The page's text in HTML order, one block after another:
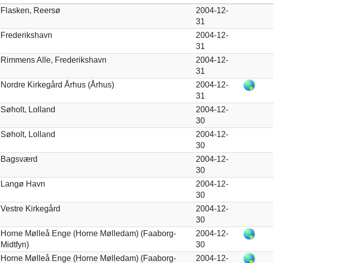
Flasken, Reersø
2004-12-
31
Frederikshavn
2004-12-
31
Rimmens Alle, Frederikshavn
2004-12-
31
Nordre Kirkegård Århus (Århus)
2004-12-
31
Søholt, Lolland
2004-12-
30
Søholt, Lolland
2004-12-
30
Bagsværd
2004-12-
30
Langø Havn
2004-12-
30
Vestre Kirkegård
2004-12-
30
Horne Mølleå Enge (Horne Mølledam) (Faaborg-
Midtfyn)
2004-12-
30
Horne Mølleå Enge (Horne Mølledam) (Faaborg-
2004-12-